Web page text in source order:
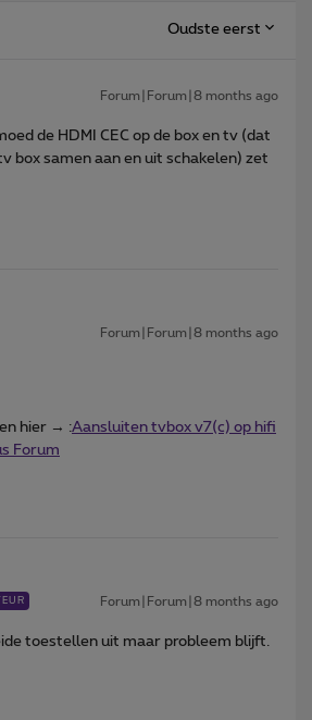
Oudste eerst
Forum|Forum|8 months ago
de HDMI CEC op de box en tv (dat
box samen aan en uit schakelen) zet
Forum|Forum|8 months ago
hier → :Aansluiten tvbox v7(c) op hifi
Forum
Forum|Forum|8 months ago
toestellen uit maar probleem blijft.